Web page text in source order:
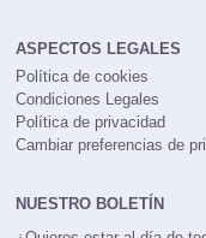
ASPECTOS LEGALES
Política de cookies
Condiciones Legales
Política de privacidad
Cambiar preferencias de
NUESTRO BOLETÍN